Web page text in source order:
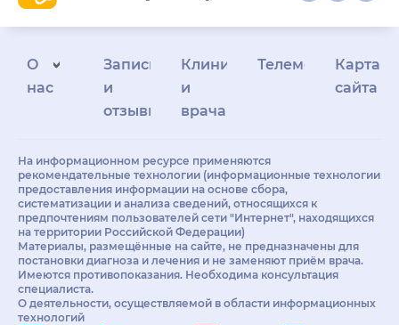
О
нас
Запись
и
отзывы
Клиникам
и
врачам
Телемедицина
Карта
сайта
На информационном ресурсе применяются
рекомендательные технологии (информационные технологии
предоставления информации на основе сбора,
систематизации и анализа сведений, относящихся к
предпочтениям пользователей сети "Интернет", находящихся
на территории Российской Федерации)
Материалы, размещённые на сайте, не предназначены для
постановки диагноза и лечения и не заменяют приём врача.
Имеются противопоказания. Необходима консультация
специалиста.
О деятельности, осуществляемой в области информационных
технологий